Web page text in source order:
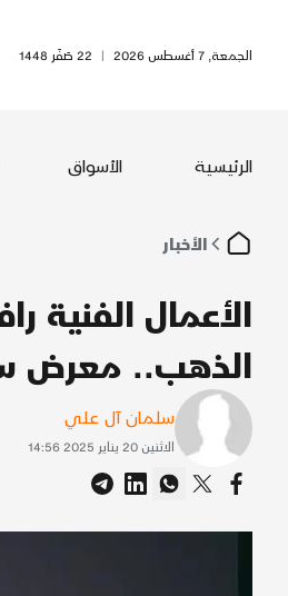
الجمعة, 7 أغسطس 2026 | 22 صَفَر 1448
الرئيسية الأسواق
الأخبار
الأعمال الفنية
الذهب.. معرض
سلمان آل علي
الاثنين 20 يناير 2025 14:56